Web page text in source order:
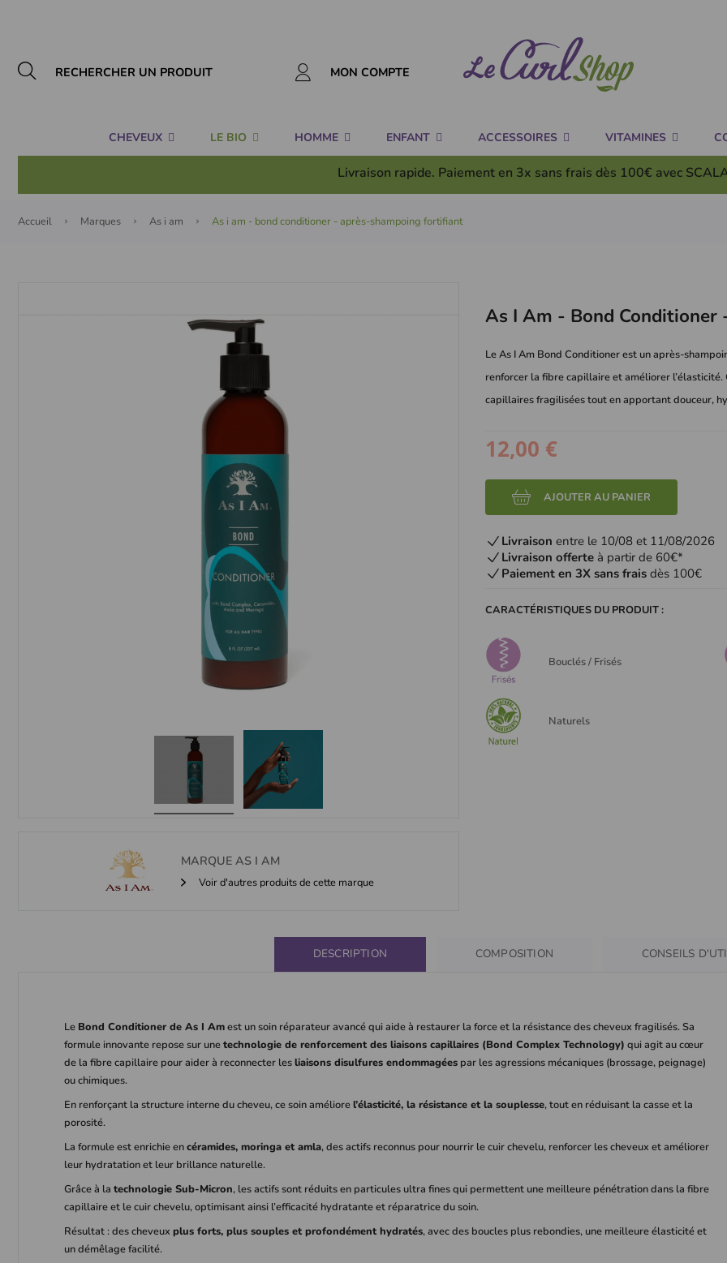
MON COMPTE
CHEVEUX LE BIO HOMME ENFANT ACCESSOIRES VITAMINES
Livraison rapide. Paiement en 3x sans frais dès 100€ avec
Accueil Marques As i am As i am - bond conditioner - après-shampoing fortifiant
MARQUEAS I AM
Voir d'autres produits de cette marque
As I Am - Bond
Le As I Am Bond Conditioner est un après-
renforcer la fibre capillaire et améliorer
capillaires fragilisées tout en apportant douceur,
12,00 €
AJOUTER AU PANIER
Livraison entre le 10/08 et 11/08/2026
Livraison offerte à partir de 60€*
Paiement en 3X sans frais dès 100€
CARACTÉRISTIQUES DU PRODUIT :
Bouclés / Frisés
Naturels
DESCRIPTION COMPOSITION CONSEILS
Le Bond Conditioner de As I Amest un soin réparateur avancé qui aide à restaurer la force et la résistance des cheveux fragilisés. Sa
formule innovante repose sur unetechnologie de renforcement des liaisons capillaires (Bond Complex Technology) qui agit au cœur
de la fibre capillaire pour aider à reconnecter lesliaisons disulfures endommagées par les agressions mécaniques (brossage, peignage)
ou chimiques.
En renforçant la structure interne du cheveu, ce soin améliorel’élasticité, la résistance et la souplesse, tout en réduisant la casse et la
porosité.
La formule est enrichie encéramides, moringa et amla, des actifs reconnus pour nourrir le cuir chevelu, renforcer les cheveux et améliorer
leur hydratation et leur brillance naturelle.
Grâce à la technologie Sub-Micron, les actifs sont réduits en particules ultra fines qui permettent une meilleure pénétration dans la fibre
capillaire et le cuir chevelu, optimisant ainsi l’efficacité hydratante et réparatrice du soin.
Résultat : des cheveux plus forts, plus souples et profondément hydratés, avec des boucles plus rebondies, une meilleure élasticité et
un démêlage facilité.